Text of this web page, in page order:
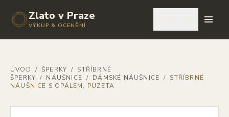
Zlato v Praze
VÝKUP & OCENĚNÍ
ÚVOD / ŠPERKY / STŘÍBRNÉ
ŠPERKY / NÁUŠNICE / DÁMSKÉ NÁUŠNICE / STŘÍBRNÉ
NÁUŠNICE S OPÁLEM, PUZETA